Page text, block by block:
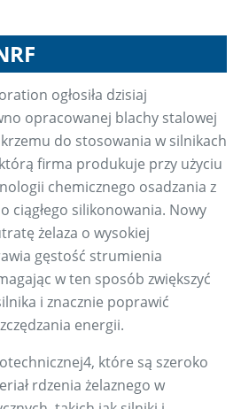
ogłosiła dzisiaj
opracowanej blachy stalowej
do stosowania w silnikach
firma produkuje przy użyciu
chemicznego osadzania z
ciągłego silikonowania. Nowy
żelaza o wysokiej
gęstość strumienia
w ten sposób zwiększyć
i znacznie poprawić
energii.
które są szeroko
rdzenia żelaznego w